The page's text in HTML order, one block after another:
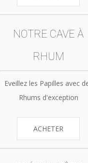
NOTRE CAVE À
RHUM
Eveillez les Papilles avec
Rhums d'exception
ACHETER